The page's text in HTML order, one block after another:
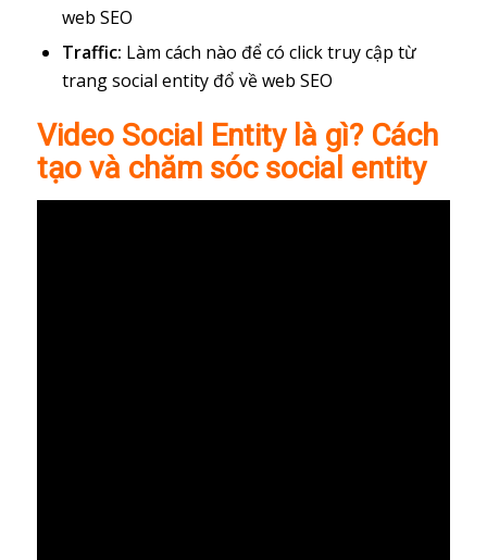
web SEO
Traffic: Làm cách nào để có click truy cập từ
trang social entity đổ về web SEO
Video Social Entity là gì? Cách
tạo và chăm sóc social entity